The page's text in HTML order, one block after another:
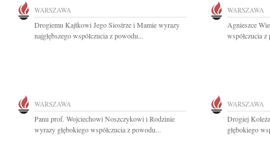
WARSZAWA
Drogiemu Kajtkowi Jego Siostrze i Mamie wyrazy
najgłębszego współczucia z powodu...
WARSZAWA
Agnieszce
współczucia
WARSZAWA
Panu prof. Wojciechowi Noszczykowi i Rodzinie
wyrazy głębokiego współczucia z powodu...
WARSZAWA
Drogiej
głębokiego